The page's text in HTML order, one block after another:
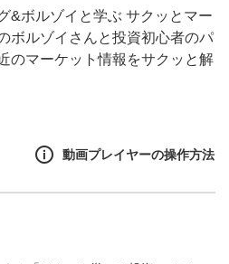
&ボルゾイと学ぶ サクッとマー
ボルゾイさんと投資初心者のパ
のマーケット情報をサクッと解
動画プレイヤーの操作方法